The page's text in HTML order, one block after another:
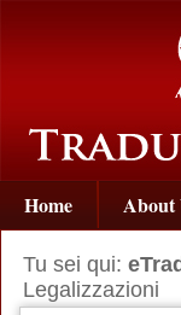
Home About
Tu sei qui:
Legalizzazioni